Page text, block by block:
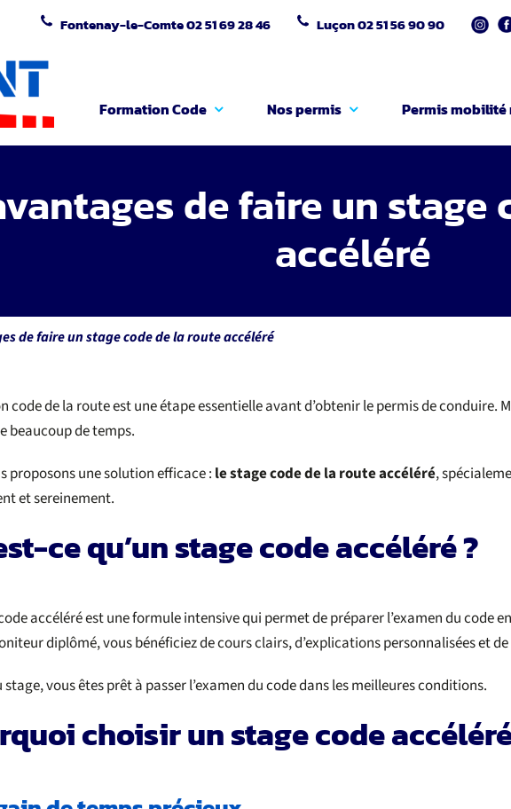
Fontenay-le-Comte02 51 69 28 46 Luçon02 51 56 90 90
Formation Code Nos permis Permis
de faire un stage
accéléré
de faire un stage code de la route accéléré
code de la route est une étape essentielle avant d’obtenir le permis de
beaucoup de temps.
proposons une solution efficace : le stage code de la route accéléré,
et sereinement.
ce qu’un stage code accéléré ?
accéléré est une formule intensive qui permet de préparer l’examen du code en
diplômé, vous bénéficiez de cours clairs, d’explications personnalisées et
stage, vous êtes prêt à passer l’examen du code dans les meilleures conditions.
choisir un stage code